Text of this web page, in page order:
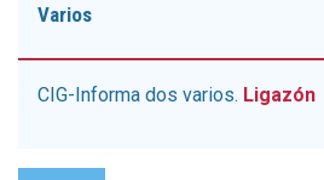
Varios
CIG-Informa dos varios. Ligazón